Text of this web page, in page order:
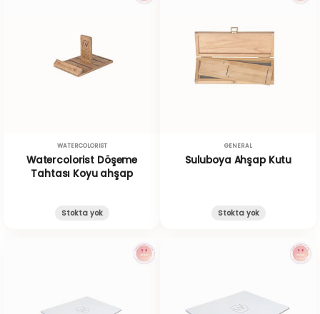
WATERCOLORIST
Watercolorist Döşeme
Tahtası Koyu ahşap
Stokta yok
GENERAL
Suluboya Ahşap Kutu
Stokta yok